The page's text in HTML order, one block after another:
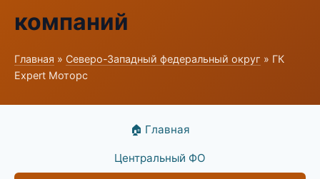
компаний
Главная » Северо-Западный федеральный округ » ГК
Expert Моторс
🏠 Главная
Центральный ФО